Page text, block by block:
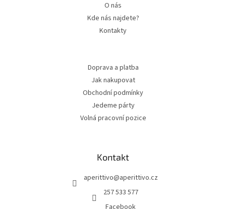
O nás
Kde nás najdete?
Kontakty
Doprava a platba
Jak nakupovat
Obchodní podmínky
Jedeme párty
Volná pracovní pozice
Kontakt
aperittivo@aperittivo.cz
257 533 577